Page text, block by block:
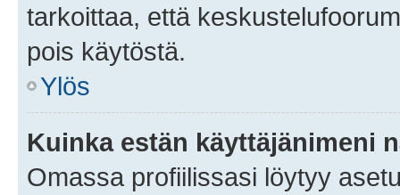
tarkoittaa, että
pois käytöstä.
Ylös
Kuinka estän käyttäjänimeni
Omassa profiilissasi löytyy